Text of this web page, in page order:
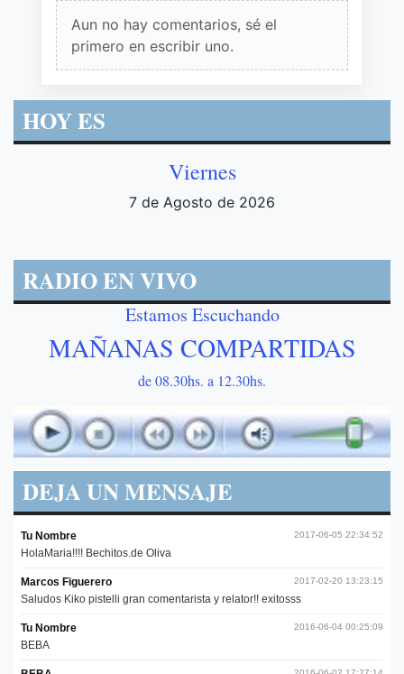
Aun no hay comentarios, sé el
primero en escribir uno.
HOY ES
Viernes
7 de Agosto de 2026
RADIO EN VIVO
Estamos Escuchando
MAÑANAS COMPARTIDAS
de 08.30hs. a 12.30hs.
DEJA UN MENSAJE